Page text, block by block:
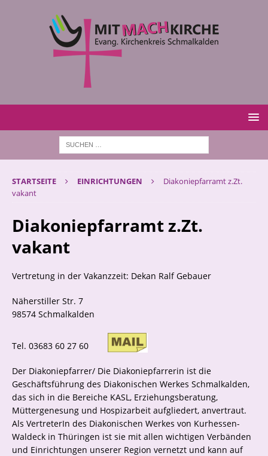
STARTSEITE EINRICHTUNGEN
Diakoniepfarramt z.Zt.
vakant
Diakoniepfarramt z.Zt.
vakant
Vertretung in der Vakanzzeit: Dekan Ralf Gebauer
Näherstiller Str. 7
98574 Schmalkalden
Tel. 03683 60 27 60
Der Diakoniepfarrer/ Die Diakoniepfarrerin ist die
Geschäftsführung des Diakonischen Werkes Schmalkalden,
das sich in die Bereiche KASL, Erziehungsberatung,
Müttergenesung und Hospizarbeit aufgliedert, anvertraut.
Als VertreterIn des Diakonischen Werkes von Kurhessen-
Waldeck in Thüringen ist sie mit allen wichtigen Verbänden
und Einrichtungen unserer Region vernetzt und kann auf